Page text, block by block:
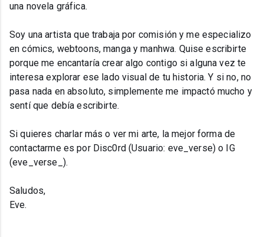
una novela gráfica.
Soy una artista que trabaja por comisión y me especializo
en cómics, webtoons, manga y manhwa. Quise escribirte
porque me encantaría crear algo contigo si alguna vez te
interesa explorar ese lado visual de tu historia. Y si no, no
pasa nada en absoluto, simplemente me impactó mucho y
sentí que debía escribirte.
Si quieres charlar más o ver mi arte, la mejor forma de
contactarme es por Disc0rd (Usuario: eve_verse) o IG
(eve_verse_).
Saludos,
Eve.